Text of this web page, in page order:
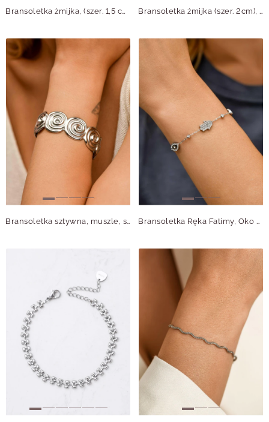
Bransoletka żmijka, (szer. 1,5 cm) stal S109805S00 Bransoletka żmijka (szer. 2cm), stal S109806S00
Bransoletka sztywna, muszle, stal S109653S00 Bransoletka Ręka Fatimy, Oko proroka z kryształkami, stal, S111311S00